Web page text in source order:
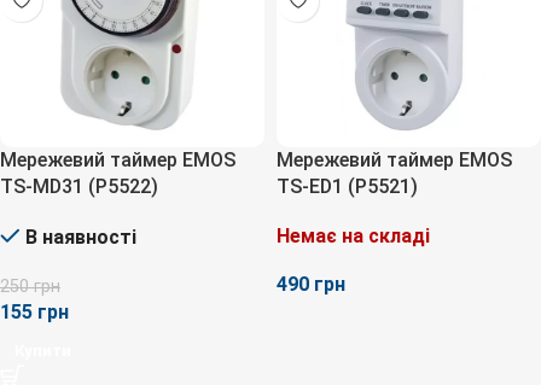
Мережевий таймер EMOS
TS-MD31 (P5522)
В наявності
250грн
155 грн
Мережевий таймер EMOS
TS-ED1 (P5521)
Немає на складі
грн